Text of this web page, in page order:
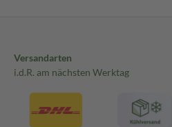
Versandarten
i.d.R. am nächsten Werktag